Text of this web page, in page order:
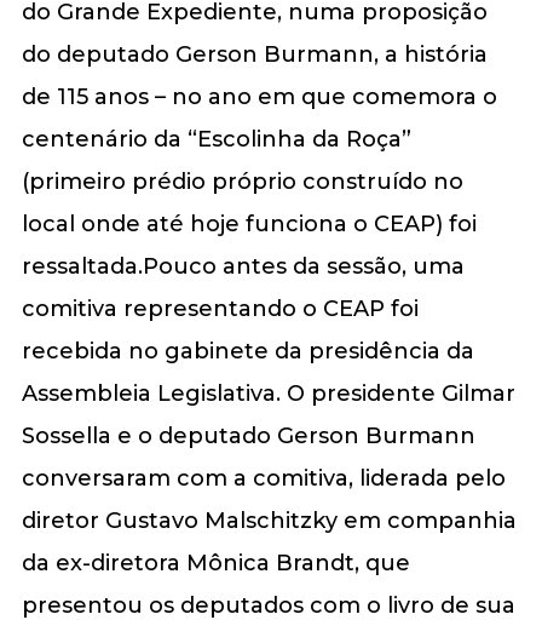
do Grande Expediente, numa proposição
do deputado Gerson Burmann, a história
de 115 anos – no ano em que comemora o
centenário da “Escolinha da Roça”
(primeiro prédio próprio construído no
local onde até hoje funciona o CEAP) foi
ressaltada.Pouco antes da sessão, uma
comitiva representando o CEAP foi
recebida no gabinete da presidência da
Assembleia Legislativa. O presidente Gilmar
Sossella e o deputado Gerson Burmann
conversaram com a comitiva, liderada pelo
diretor Gustavo Malschitzky em companhia
da ex-diretora Mônica Brandt, que
presentou os deputados com o livro de sua